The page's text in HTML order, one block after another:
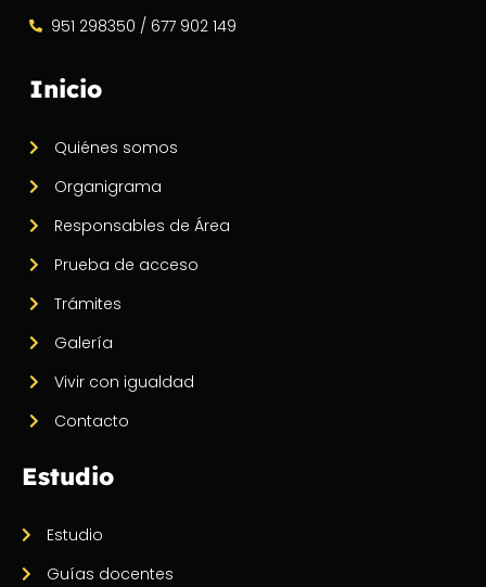
951 298350 / 677 902 149
Inicio
Quiénes somos
Organigrama
Responsables de Área
Prueba de acceso
Trámites
Galería
Vivir con igualdad
Contacto
Estudio
Estudio
Guías docentes